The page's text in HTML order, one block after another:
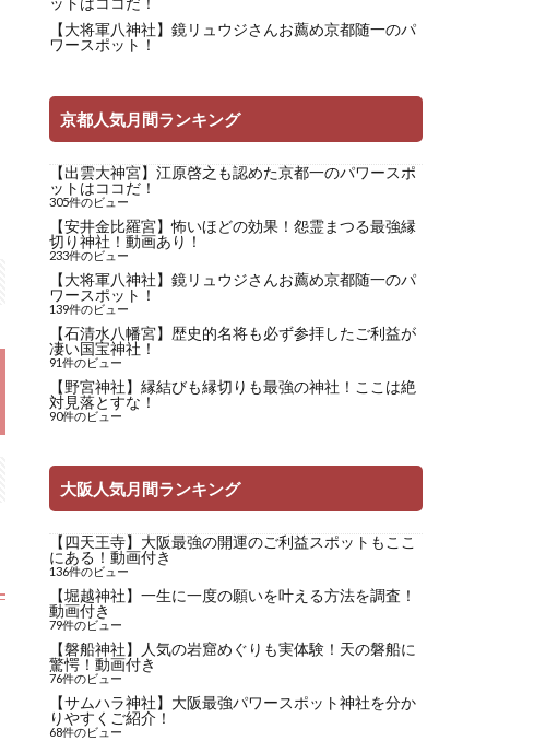
【大将軍八神社】鏡リュウジさんお薦め京都随一のパ
ワースポット！
京都人気月間ランキング
【出雲大神宮】江原啓之も認めた京都一のパワースポ
ットはココだ！
305件のビュー
【安井金比羅宮】怖いほどの効果！怨霊まつる最強縁
切り神社！動画あり！
233件のビュー
【大将軍八神社】鏡リュウジさんお薦め京都随一のパ
ワースポット！
139件のビュー
【石清水八幡宮】歴史的名将も必ず参拝したご利益が
凄い国宝神社！
91件のビュー
【野宮神社】縁結びも縁切りも最強の神社！ここは絶
対見落とすな！
90件のビュー
大阪人気月間ランキング
【四天王寺】大阪最強の開運のご利益スポットもここ
にある！動画付き
136件のビュー
【堀越神社】一生に一度の願いを叶える方法を調査！
動画付き
79件のビュー
【磐船神社】人気の岩窟めぐりも実体験！天の磐船に
驚愕！動画付き
76件のビュー
【サムハラ神社】大阪最強パワースポット神社を分か
りやすくご紹介！
68件のビュー